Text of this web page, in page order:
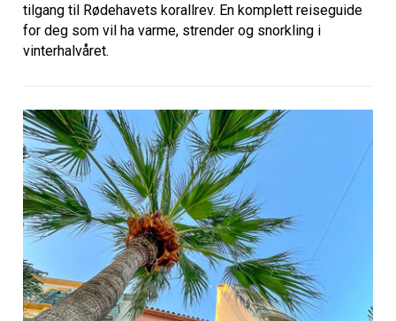
tilgang til Rødehavets korallrev. En komplett reiseguide
for deg som vil ha varme, strender og snorkling i
vinterhalvåret.